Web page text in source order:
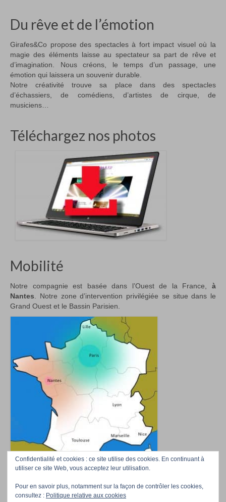
Du rêve et de l’émotion
Girafes&Co propose des spectacles à fort impact visuel où la
magie des éléments laisse au spectateur sa part de rêve et
d’imagination. Nous créons, le temps d’un passage, une
émotion qui laissera un souvenir durable.
Notre créativité trouve sa place dans des spectacles
d’échassiers, de comédiens, d’artistes de cirque, de
musiciens…
Téléchargez nos photos
Mobilité
Notre compagnie est basée dans l’Ouest de la France, à
Nantes . Notre zone d’intervention privilégiée se situe dans le
Grand Ouest et le Bassin Parisien.
Accueil Téléchargez nos photos Professionnels/Event managers Contact
Confidentialité et cookies : ce site utilise des cookies. En continuant à
utiliser ce site Web, vous acceptez leur utilisation.
Pour en savoir plus, notamment sur la façon de contrôler les cookies,
consultez : Politique relative aux cookies